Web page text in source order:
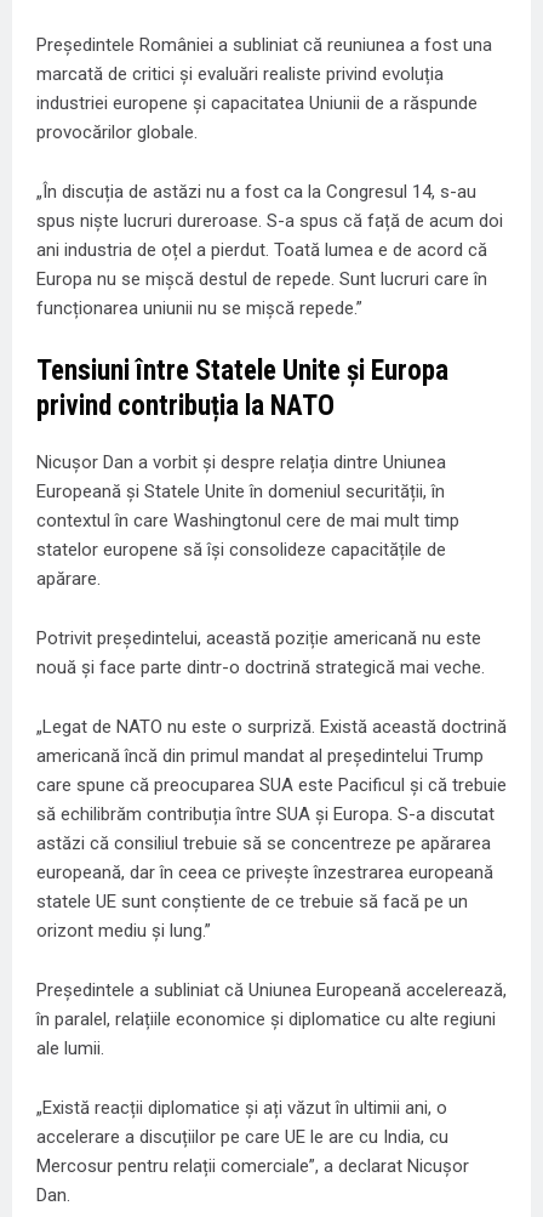
Președintele României a subliniat că reuniunea a fost una
marcată de critici și evaluări realiste privind evoluția
industriei europene și capacitatea Uniunii de a răspunde
provocărilor globale.
„În discuția de astăzi nu a fost ca la Congresul 14, s-au
spus niște lucruri dureroase. S-a spus că față de acum doi
ani industria de oțel a pierdut. Toată lumea e de acord că
Europa nu se mișcă destul de repede. Sunt lucruri care în
funcționarea uniunii nu se mișcă repede.”
Tensiuni între Statele Unite și Europa
privind contribuția la NATO
Nicușor Dan a vorbit și despre relația dintre Uniunea
Europeană și Statele Unite în domeniul securității, în
contextul în care Washingtonul cere de mai mult timp
statelor europene să își consolideze capacitățile de
apărare.
Potrivit președintelui, această poziție americană nu este
nouă și face parte dintr-o doctrină strategică mai veche.
„Legat de NATO nu este o surpriză. Există această doctrină
americană încă din primul mandat al președintelui Trump
care spune că preocuparea SUA este Pacificul și că trebuie
să echilibrăm contribuția între SUA și Europa. S-a discutat
astăzi că consiliul trebuie să se concentreze pe apărarea
europeană, dar în ceea ce privește înzestrarea europeană
statele UE sunt conștiente de ce trebuie să facă pe un
orizont mediu și lung.”
Președintele a subliniat că Uniunea Europeană accelerează,
în paralel, relațiile economice și diplomatice cu alte regiuni
ale lumii.
„Există reacții diplomatice și ați văzut în ultimii ani, o
accelerare a discuțiilor pe care UE le are cu India, cu
Mercosur pentru relații comerciale”, a declarat Nicușor
Dan.